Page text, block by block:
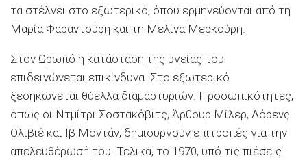
τα στέλνει στο εξωτερικό, όπου ερμηνεύονται από τη
Μαρία Φαραντούρη και τη Μελίνα Μερκούρη.
Στον Ωρωπό η κατάσταση της υγείας του
επιδεινώνεται επικίνδυνα. Στο εξωτερικό
ξεσηκώνεται θύελλα διαμαρτυριών. Προσωπικότητες,
όπως οι Ντμίτρι Σοστακόβιτς, Άρθουρ Μίλερ, Λόρενς
Ολιβιέ και Ιβ Μοντάν, δημιουργούν επιτροπές για την
απελευθέρωσή του. Τελικά, το 1970, υπό τις πιέσεις